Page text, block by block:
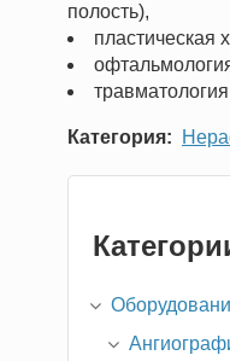
полость),
пластическая
травматология
Категория